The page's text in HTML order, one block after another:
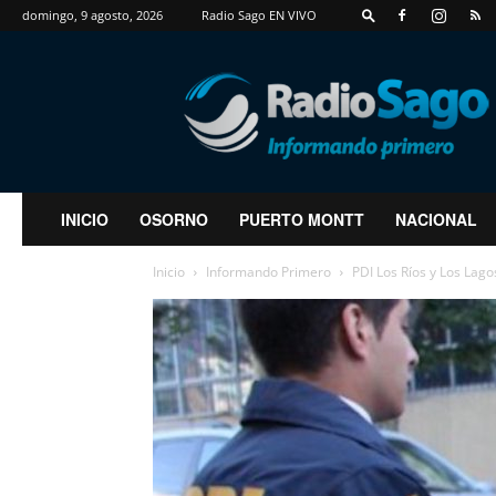
domingo, 9 agosto, 2026 Radio Sago EN VIVO
RadioSago
INICIO OSORNO PUERTO MONTT NACIONAL
Inicio Informando Primero PDI Los Ríos y Los